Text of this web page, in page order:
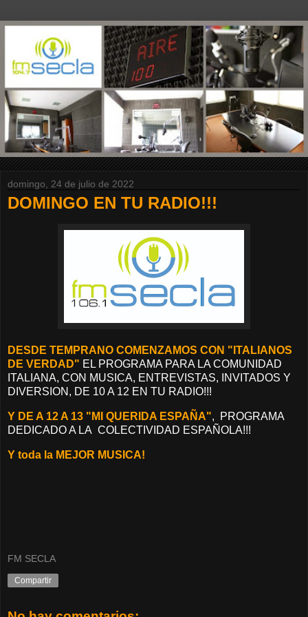
domingo, 24 de julio de 2022
DOMINGO EN TU RADIO!!!
DESDE TEMPRANO COMENZAMOS CON "ITALIANOS
DE VERDAD" EL PROGRAMA PARA LA COMUNIDAD
ITALIANA, CON MUSICA, ENTREVISTAS, INVITADOS Y
DIVERSION, DE 10 A 12 EN TU RADIO!!!
Y DE A 12 A 13 "MI QUERIDA ESPAÑA", PROGRAMA
DEDICADO A LA COLECTIVIDAD ESPAÑOLA!!!
Y toda la MEJOR MUSICA!
FM SECLA
Compartir